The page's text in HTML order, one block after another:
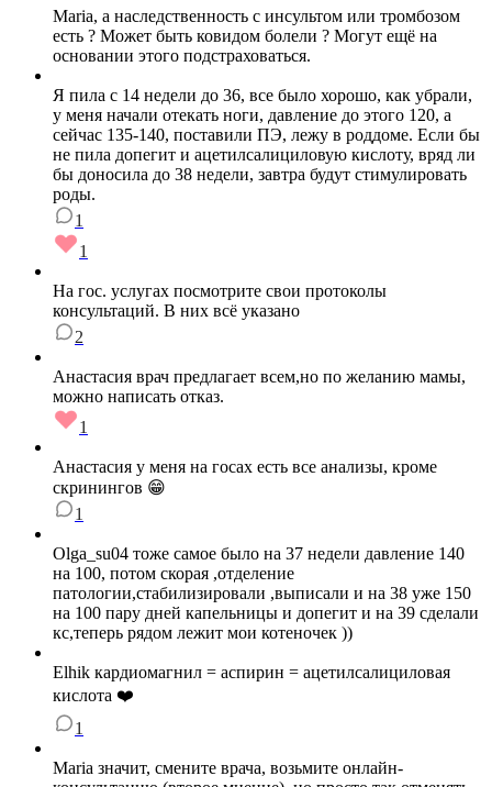
Maria, а наследственность с инсультом или тромбозом
есть ? Может быть ковидом болели ? Могут ещё на
основании этого подстраховаться.
Я пила с 14 недели до 36, все было хорошо, как убрали,
у меня начали отекать ноги, давление до этого 120, а
сейчас 135-140, поставили ПЭ, лежу в роддоме. Если бы
не пила допегит и ацетилсалициловую кислоту, вряд ли
бы доносила до 38 недели, завтра будут стимулировать
роды.
1
1
На гос. услугах посмотрите свои протоколы
консультаций. В них всё указано
2
Анастасия врач предлагает всем,но по желанию мамы,
можно написать отказ.
1
Анастасия у меня на госах есть все анализы, кроме
скринингов 😁
1
Olga_su04 тоже самое было на 37 недели давление 140
на 100, потом скорая ,отделение
патологии,стабилизировали ,выписали и на 38 уже 150
на 100 пару дней капельницы и допегит и на 39 сделали
кс,теперь рядом лежит мои котеночек ))
Elhik кардиомагнил = аспирин = ацетилсалициловая
кислота ❤️
1
Maria значит, смените врача, возьмите онлайн-